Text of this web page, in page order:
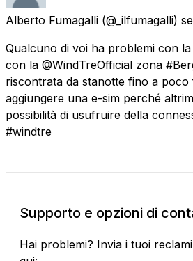
Alberto Fumagalli (@_ilfumagalli)
Qualcuno di voi ha problemi con
con la @WindTreOfficial zona
riscontrata da stanotte fino a
aggiungere una e-sim perché
possibilità di usufruire della
#windtre
Supporto e opzioni di
Hai problemi? Invia i tuoi